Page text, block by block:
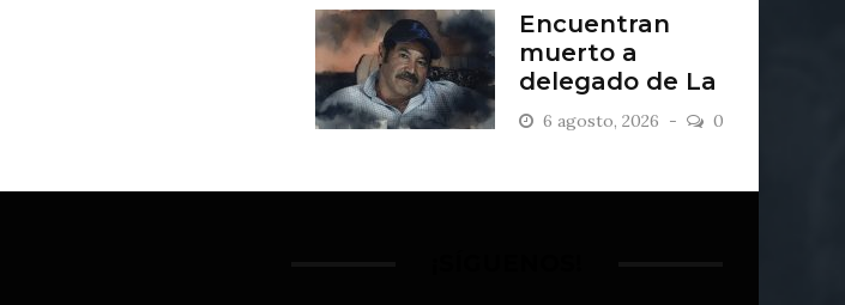
Encuentran
muerto a
delegado de La
Sandía
6 agosto, 2026 0